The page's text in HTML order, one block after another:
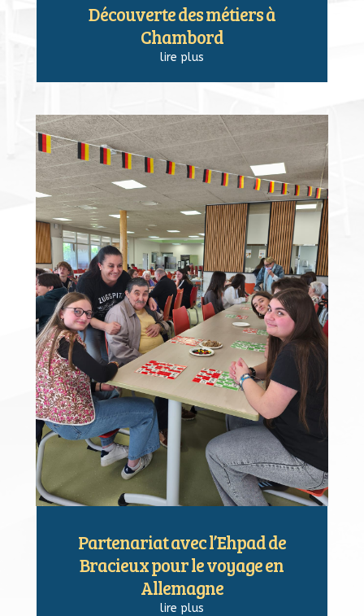
Découverte des métiers à
Chambord
lire plus
Partenariat avec l’Ehpad de
Bracieux pour le voyage en
Allemagne
lire plus